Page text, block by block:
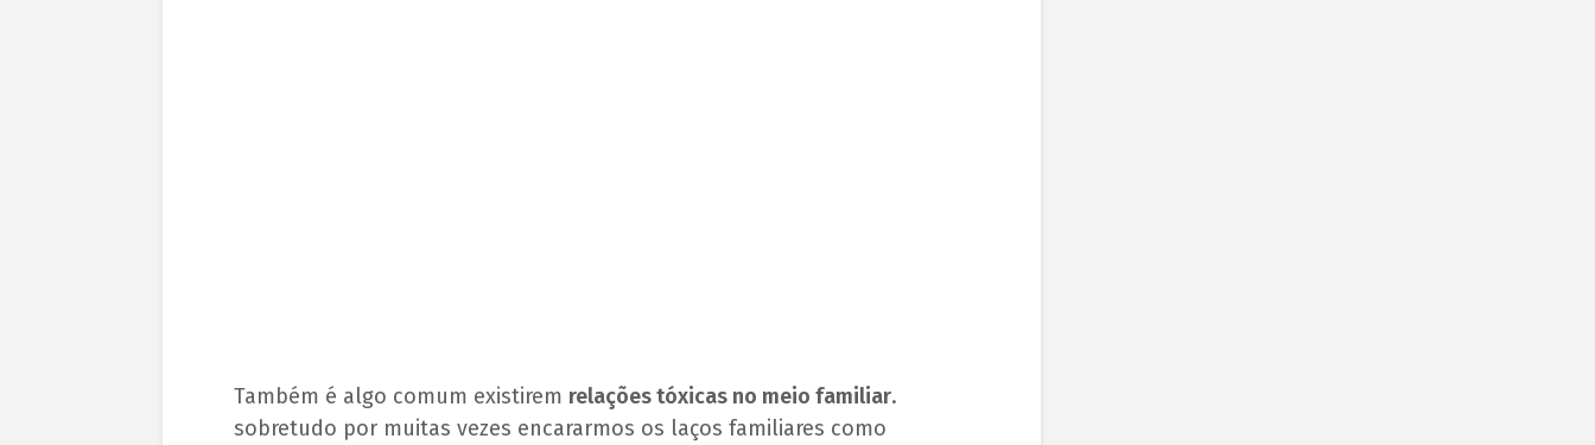
Também é algo comum existirem relações tóxicas no meio familiar.
sobretudo por muitas vezes encararmos os laços familiares como